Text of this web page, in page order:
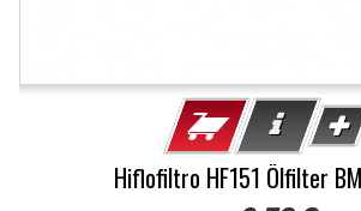
Hiflofiltro HF151 Ölfilter